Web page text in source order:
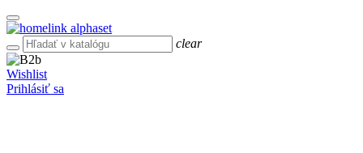
clear
Wishlist
Prihlásiť sa